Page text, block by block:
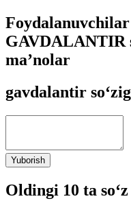
GAVDALANTIR
ma’nolar
gavdalantir
Yuborish
Oldingi 10 ta so‘z